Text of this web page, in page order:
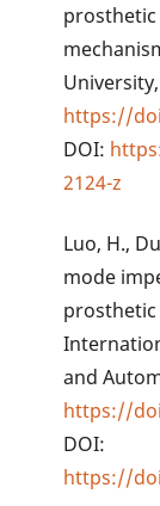
https://
DOI:
2124-z
Luo, H.,
mode
prosthetic
and
https://
DOI:
https://